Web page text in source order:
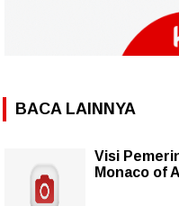
BACA LAINNYA
Visi
Monaco of